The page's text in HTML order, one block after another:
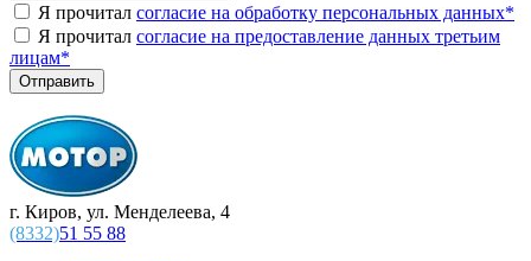
Я прочитал согласие на обработку персональных данных*
Я прочитал согласие на предоставление данных третьим
лицам*
г. Киров, ул. Менделеева, 4
(8332)51 55 88